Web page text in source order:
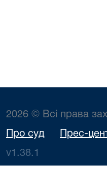
2026 © Всі права
Про суд Прес-
v1.38.1